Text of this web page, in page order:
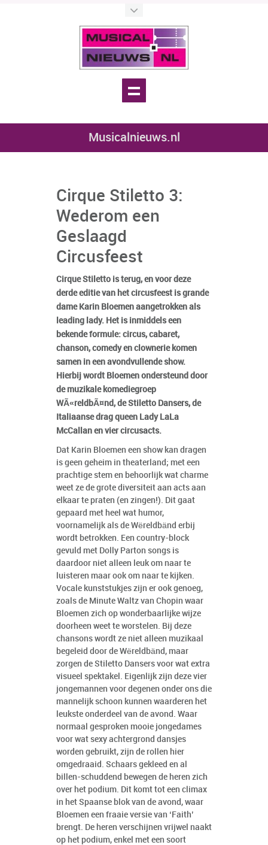
Musicalnieuws.nl
Cirque Stiletto 3:
Wederom een
Geslaagd
Circusfeest
Cirque Stiletto is terug, en voor deze
derde editie van het circusfeest is grande
dame Karin Bloemen aangetrokken als
leading lady. Het is inmiddels een
bekende formule: circus, cabaret,
chanson, comedy en clownerie komen
samen in een avondvullende show.
Hierbij wordt Bloemen ondersteund door
de muzikale komediegroep
WÃ«reldbÃ¤nd, de Stiletto Dansers, de
Italiaanse drag queen Lady LaLa
McCallan en vier circusacts.
Dat Karin Bloemen een show kan dragen
is geen geheim in theaterland; met een
prachtige stem en behoorlijk wat charme
weet ze de grote diversiteit aan acts aan
elkaar te praten (en zingen!). Dit gaat
gepaard met heel wat humor,
voornamelijk als de Wëreldbänd erbij
wordt betrokken. Een country-block
gevuld met Dolly Parton songs is
daardoor niet alleen leuk om naar te
luisteren maar ook om naar te kijken.
Vocale kunststukjes zijn er ook genoeg,
zoals de Minute Waltz van Chopin waar
Bloemen zich op wonderbaarlijke wijze
doorheen weet te worstelen. Bij deze
chansons wordt ze niet alleen muzikaal
begeleid door de Wëreldbänd, maar
zorgen de Stiletto Dansers voor wat extra
visueel spektakel. Eigenlijk zijn deze vier
jongemannen voor degenen onder ons die
mannelijk schoon kunnen waarderen het
leukste onderdeel van de avond. Waar
normaal gesproken mooie jongedames
voor wat sexy achtergrond dansjes
worden gebruikt, zijn de rollen hier
omgedraaid. Schaars gekleed en al
billen-schuddend bewegen de heren zich
over het podium. Dit komt tot een climax
in het Spaanse blok van de avond, waar
Bloemen een fraaie versie van ‘Faith’
brengt. De heren verschijnen vrijwel naakt
op het podium, enkel met een soort